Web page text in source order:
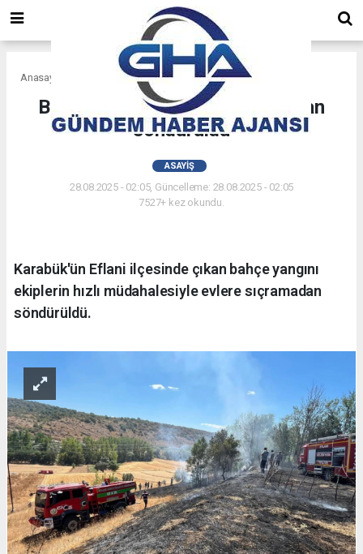
Anasayfa
Bahçe yangını evlere sıçramadan
söndürüldü
ASAYIŞ
28.08.2025 - 02:05, Güncelleme: 28.08.2025 - 02:05
7527+ kez okundu.
Karabük'ün Eflani ilçesinde çıkan bahçe yangını
ekiplerin hızlı müdahalesiyle evlere sıçramadan
söndürüldü.